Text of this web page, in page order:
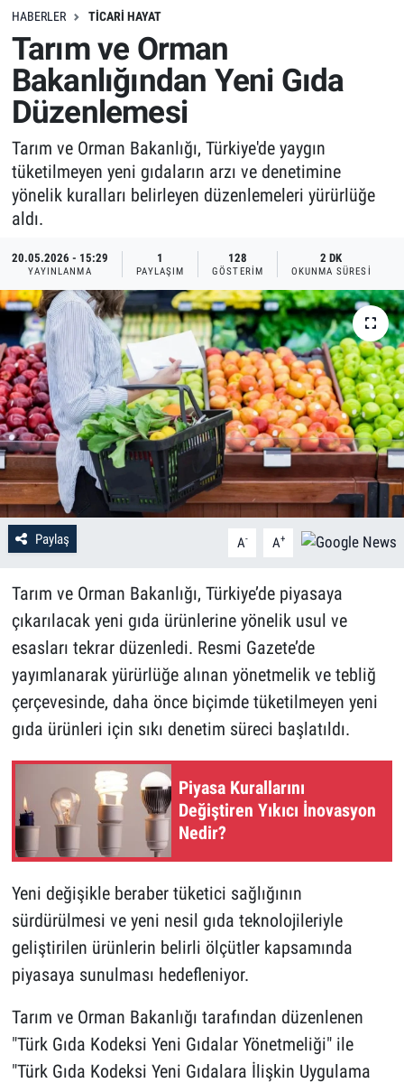
HABERLER TICARI HAYAT
Tarım ve Orman
Bakanlığından Yeni Gıda
Düzenlemesi
Tarım ve Orman Bakanlığı, Türkiye'de yaygın
tüketilmeyen yeni gıdaların arzı ve denetimine
yönelik kuralları belirleyen düzenlemeleri yürürlüğe
aldı.
20.05.2026 - 15:29
YAYINLANMA
1
PAYLAŞIM
128
GÖSTERIM
2 DK
OKUNMA SÜRESI
Paylaş A- A+
Tarım ve Orman Bakanlığı, Türkiye’de piyasaya
çıkarılacak yeni gıda ürünlerine yönelik usul ve
esasları tekrar düzenledi. Resmi Gazete’de
yayımlanarak yürürlüğe alınan yönetmelik ve tebliğ
çerçevesinde, daha önce biçimde tüketilmeyen yeni
gıda ürünleri için sıkı denetim süreci başlatıldı.
Piyasa Kurallarını
Değiştiren Yıkıcı İnovasyon
Nedir?
Yeni değişikle beraber tüketici sağlığının
sürdürülmesi ve yeni nesil gıda teknolojileriyle
geliştirilen ürünlerin belirli ölçütler kapsamında
piyasaya sunulması hedefleniyor.
Tarım ve Orman Bakanlığı tarafından düzenlenen
"Türk Gıda Kodeksi Yeni Gıdalar Yönetmeliği" ile
"Türk Gıda Kodeksi Yeni Gıdalara İlişkin Uygulama